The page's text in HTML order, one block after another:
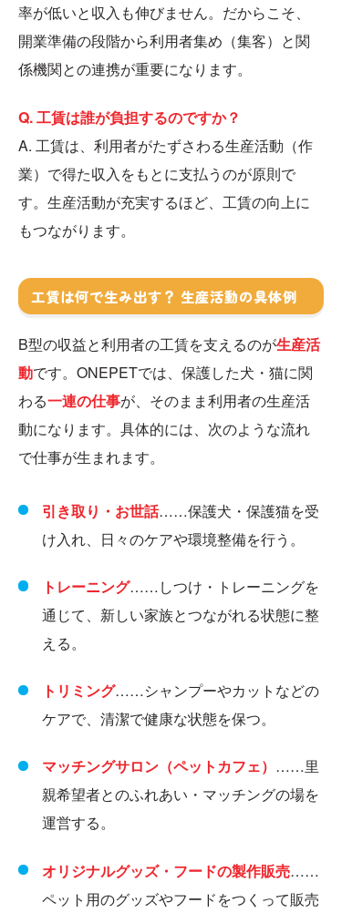
率が低いと収入も伸びません。だからこそ、
開業準備の段階から利用者集め（集客）と関
係機関との連携が重要になります。
Q. 工賃は誰が負担するのですか？
A. 工賃は、利用者がたずさわる生産活動（作
業）で得た収入をもとに支払うのが原則で
す。生産活動が充実するほど、工賃の向上に
もつながります。
工賃は何で生み出す？ 生産活動の具体例
B型の収益と利用者の工賃を支えるのが生産活
動です。ONEPETでは、保護した犬・猫に関
わる一連の仕事が、そのまま利用者の生産活
動になります。具体的には、次のような流れ
で仕事が生まれます。
引き取り・お世話……保護犬・保護猫を受
け入れ、日々のケアや環境整備を行う。
トレーニング……しつけ・トレーニングを
通じて、新しい家族とつながれる状態に整
える。
トリミング……シャンプーやカットなどの
ケアで、清潔で健康な状態を保つ。
マッチングサロン（ペットカフェ） ……里
親希望者とのふれあい・マッチングの場を
運営する。
オリジナルグッズ・フードの製作販売……
ペット用のグッズやフードをつくって販売